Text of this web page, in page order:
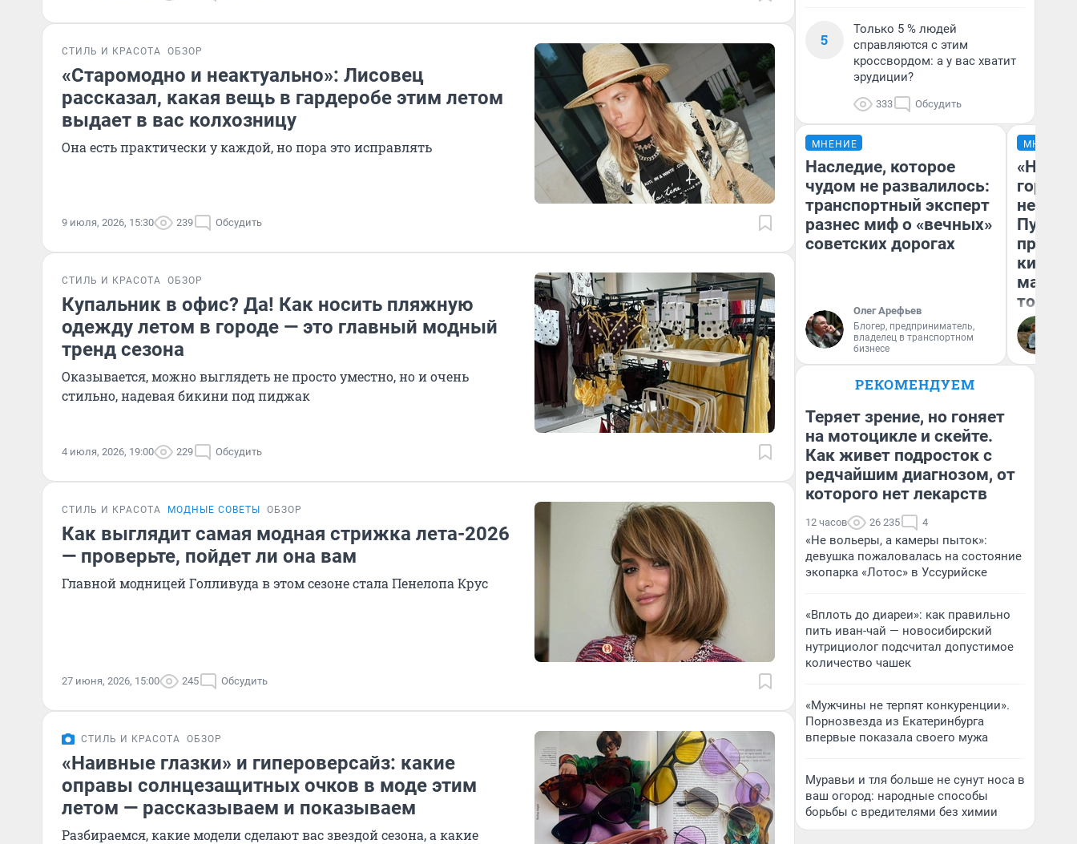
СТИЛЬ И КРАСОТА ОБЗОР
«Старомодно и неактуально»: Лисовец
рассказал, какая вещь в гардеробе этим летом
выдает в вас колхозницу
Она есть практически у каждой, но пора это исправлять
9 июля, 2026, 15:30 239 Обсудить
СТИЛЬ И КРАСОТА ОБЗОР
Купальник в офис? Да! Как носить пляжную
одежду летом в городе — это главный модный
тренд сезона
Оказывается, можно выглядеть не просто уместно, но и очень
стильно, надевая бикини под пиджак
4 июля, 2026, 19:00 229 Обсудить
СТИЛЬ И КРАСОТА МОДНЫЕ СОВЕТЫ ОБЗОР
Как выглядит самая модная стрижка лета-2026
— проверьте, пойдет ли она вам
Главной модницей Голливуда в этом сезоне стала Пенелопа Крус
27 июня, 2026, 15:00 245 Обсудить
СТИЛЬ И КРАСОТА ОБЗОР
«Наивные глазки» и гипероверсайз: какие
оправы солнцезащитных очков в моде этим
летом — рассказываем и показываем
Разбираемся, какие модели сделают вас звездой сезона, а какие
5
Только 5 % людей
справляются с этим
кроссвордом: а у вас хватит
эрудиции?
333 Обсудить
МНЕНИЕ
Наследие, которое
чудом не развалилось:
транспортный эксперт
разнес миф о «вечных»
советских дорогах
Олег Арефьев
Блогер, предприниматель,
владелец в транспортном
бизнесе
МНЕНИЕ
«Нет
того
РЕКОМЕНДУЕМ
Теряет зрение, но гоняет
на мотоцикле и скейте.
Как живет подросток с
редчайшим диагнозом, от
которого нет лекарств
12 часов 26 235 4
«Не вольеры, а камеры пыток»:
девушка пожаловалась на состояние
экопарка «Лотос» в Уссурийске
«Вплоть до диареи»: как правильно
пить иван-чай — новосибирский
нутрициолог подсчитал допустимое
количество чашек
«Мужчины не терпят конкуренции».
Порнозвезда из Екатеринбурга
впервые показала своего мужа
Муравьи и тля больше не сунут носа в
ваш огород: народные способы
борьбы с вредителями без химии